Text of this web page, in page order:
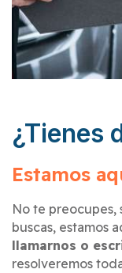
¿Tienes
Estamos
No te preocupes,
buscas, estamos
llamarnos o
resolveremos